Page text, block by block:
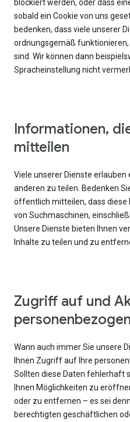
blockiert werden, oder dass
sobald ein Cookie von uns
bedenken, dass viele unserer
ordnungsgemäß
sind. Wir können dann
Spracheinstellung nicht
Informationen,
mitteilen
Viele unserer Dienste
anderen zu teilen. Bedenken
öffentlich mitteilen, dass
von Suchmaschinen,
Unsere Dienste bieten Ihnen
Inhalte zu teilen und zu
Zugriff auf und
Wann auch immer Sie unsere
Ihnen Zugriff auf Ihre
Sollten diese Daten fehlerhaft
Ihnen Möglichkeiten zu
oder zu entfernen – es sei
berechtigten geschäftlichen